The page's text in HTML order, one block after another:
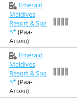
Emerald
Maldives
Resort & Spa
5*(Раа-
Атолл)
Emerald
Maldives
Resort & Spa
5*(Раа-
Атолл)